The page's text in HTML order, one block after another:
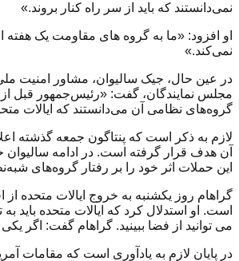
نمی‌دانستند که باید از سر راه کنار بروند.»
او افزود: «ما به گروه های مقاومت یک هفته
نمی‌کند.»
در عین حال، جیک سالیوان، مشاور امنیت
گروه‌های نظامی آن می‌دانستند که ایالات
آن هدف قرار گرفته است. در ادامه
این حملات اثر خود را بر رفتار گروه‌های
است. او استدلال کرد که ایالات متحده باید
می توانید از فضا ببینید. گراهام گفت: اگر